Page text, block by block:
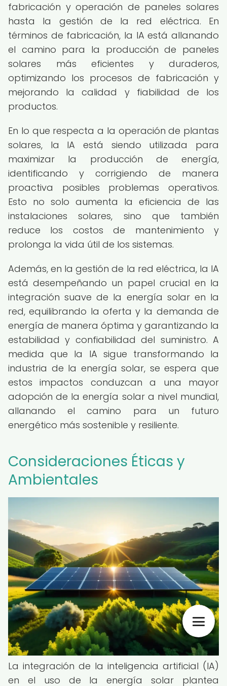
fabricación y operación de paneles solares
hasta la gestión de la red eléctrica. En
términos de fabricación, la IA está allanando
el camino para la producción de paneles
solares más eficientes y duraderos,
optimizando los procesos de fabricación y
mejorando la calidad y fiabilidad de los
productos.
En lo que respecta a la operación de plantas
solares, la IA está siendo utilizada para
maximizar la producción de energía,
identificando y corrigiendo de manera
proactiva posibles problemas operativos.
Esto no solo aumenta la eficiencia de las
instalaciones solares, sino que también
reduce los costos de mantenimiento y
prolonga la vida útil de los sistemas.
Además, en la gestión de la red eléctrica, la IA
está desempeñando un papel crucial en la
integración suave de la energía solar en la
red, equilibrando la oferta y la demanda de
energía de manera óptima y garantizando la
estabilidad y confiabilidad del suministro. A
medida que la IA sigue transformando la
industria de la energía solar, se espera que
estos impactos conduzcan a una mayor
adopción de la energía solar a nivel mundial,
allanando el camino para un futuro
energético más sostenible y resiliente.
Consideraciones Éticas y
Ambientales
La integración de la inteligencia artificial (IA)
en el uso de la energía solar plantea